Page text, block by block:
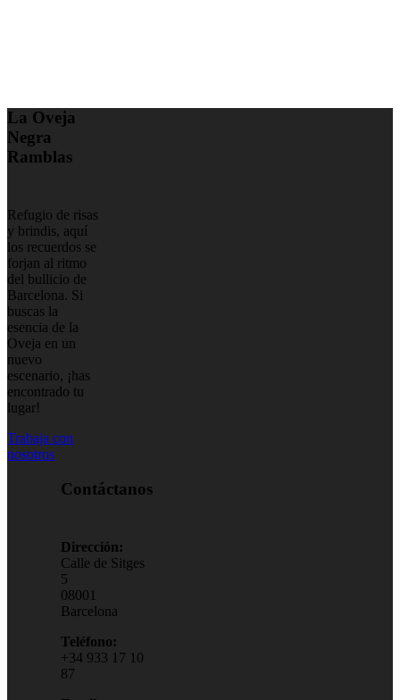
La Oveja
Negra
Ramblas
Refugio de risas
y brindis, aquí
los recuerdos se
forjan al ritmo
del bullicio de
Barcelona. Si
buscas la
esencia de la
Oveja en un
nuevo
escenario, ¡has
encontrado tu
lugar!
Trabaja con
nosotros
Contáctanos
Dirección:
Calle de Sitges
5
08001
Barcelona
Teléfono:
+34 933 17 10
87